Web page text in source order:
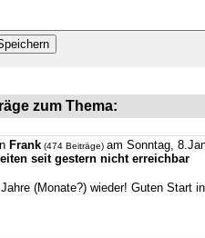
zum Thema:
Frank (474 Beiträge) am Sonntag,
seit gestern nicht erreichbar
(Monate?) wieder! Guten Start